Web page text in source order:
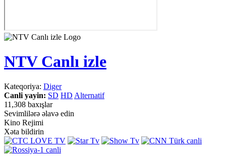
NTV Canlı izle
Kateqoriya: Diger
Canli yayin: SD HD Alternatif
11,308 baxışlar
Sevimlilərə əlavə edin
Kino Rejimi
Xəta bildirin